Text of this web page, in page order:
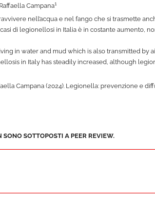
, Raffaella Campana1
nell’acqua e nel fango che si trasmette
di legionellosi in Italia è in costante aumento,
in water and mud which is also transmitted by
in Italy has steadily increased, although
Campana (2024). Legionella: prevenzione e
SOTTOPOSTI A PEER REVIEW.